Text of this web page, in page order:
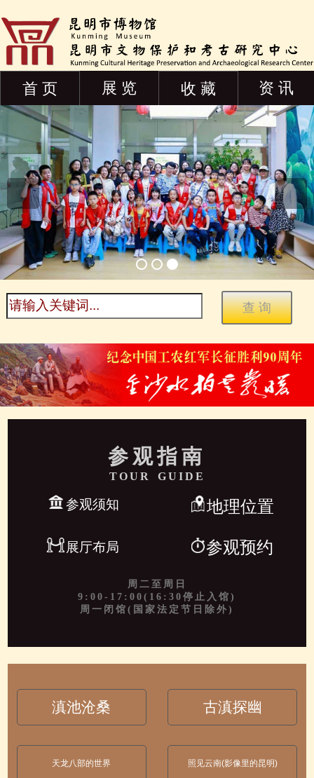
首 页 展 览 收 藏 资 讯
参观指南
TOUR GUIDE
参观须知 地理位置
展厅布局 参观预约
周二至周日
9:00-17:00(16:30停止入馆)
周一闭馆(国家法定节日除外)
滇池沧桑 古滇探幽
天龙八部的世界 照见云南(影像里的昆明)